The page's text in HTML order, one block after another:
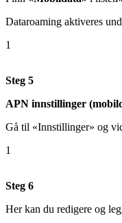
Dataroaming aktiveres
1
Steg 5
APN innstillinger
Gå til «Innstillinger» og
1
Steg 6
Her kan du redigere og